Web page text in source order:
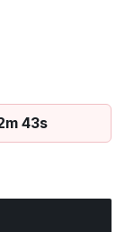
42s
cantidad